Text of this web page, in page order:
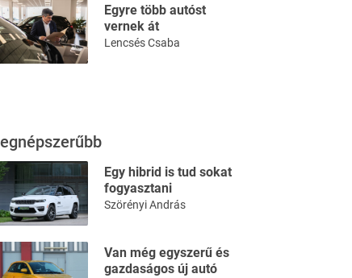
Egyre több autóst
vernek át
Lencsés Csaba
Egy hibrid is tud sokat
fogyasztani
Szörényi András
Van még egyszerű és
gazdaságos új autó